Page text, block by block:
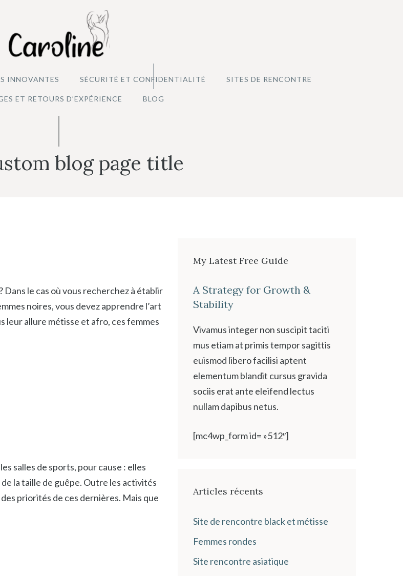
INNOVANTES SÉCURITÉ ET CONFIDENTIALITÉ SITES DE RENCONTRE
ET RETOURS D’EXPÉRIENCE BLOG
blog page title
le cas où vous recherchez à établir
noires, vous devez apprendre l’art
leur allure métisse et afro, ces femmes
salles de sports, pour cause : elles
la taille de guêpe. Outre les activités
priorités de ces dernières. Mais que
My Latest Free Guide
A Strategy for Growth &
Stability
Vivamus integer non suscipit taciti
mus etiam at primis tempor sagittis
euismod libero facilisi aptent
elementum blandit cursus gravida
sociis erat ante eleifend lectus
nullam dapibus netus.
[mc4wp_form id= »512″]
Articles récents
Site de rencontre black et métisse
Femmes rondes
Site rencontre asiatique